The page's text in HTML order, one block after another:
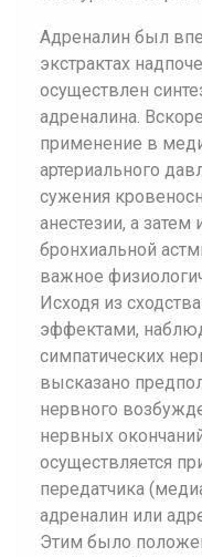
Адреналин был
экстрактах
осуществлен
адреналина.
применение в
артериального
сужения
анестезии, а
бронхиальной
важное
Исходя из
эффектами,
симпатических
высказано
нервного
нервных
осуществляется
передатчика
адреналин или
Этим было